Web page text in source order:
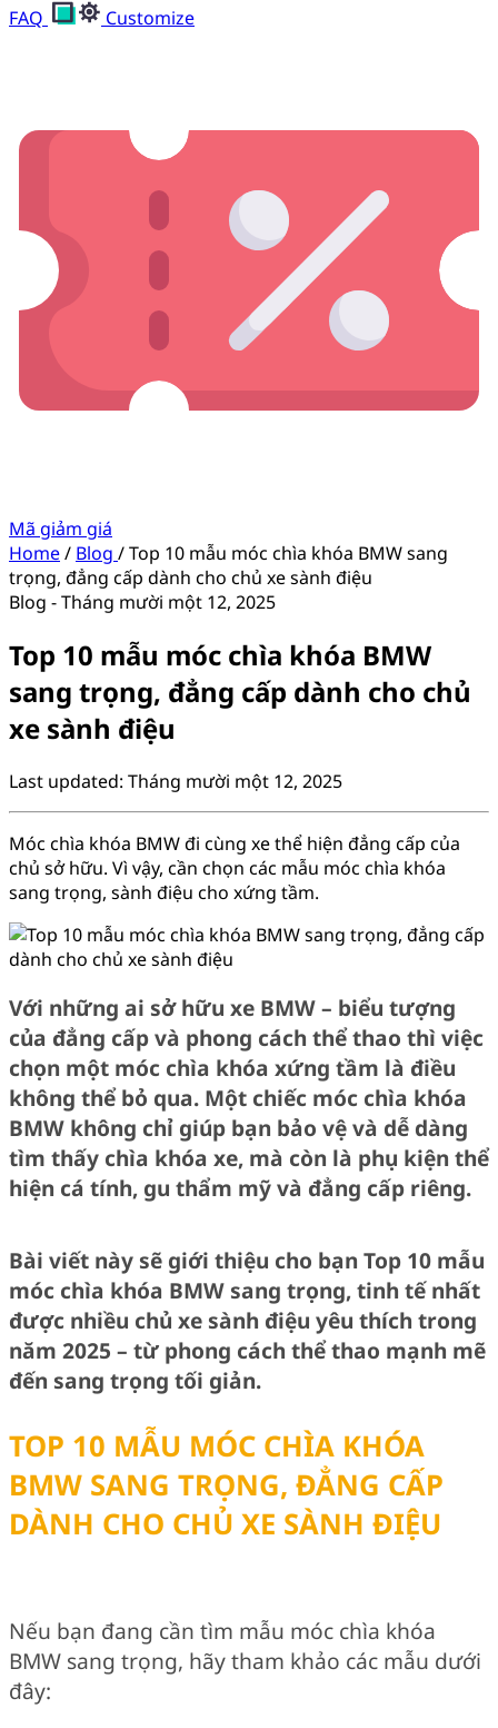
FAQ Customize
Mã giảm giá
Home/ Blog /Top 10 mẫu móc chìa khóa BMW sang
trọng, đẳng cấp dành cho chủ xe sành điệu
Blog -Tháng mười một 12, 2025
Top 10 mẫu móc chìa khóa BMW
sang trọng, đẳng cấp dành cho chủ
xe sành điệu
Last updated: Tháng mười một 12, 2025
Móc chìa khóa BMW đi cùng xe thể hiện đẳng cấp của
chủ sở hữu. Vì vậy, cần chọn các mẫu móc chìa khóa
sang trọng, sành điệu cho xứng tầm.
Với những ai sở hữu xe BMW – biểu tượng
của đẳng cấp và phong cách thể thao thì việc
chọn một móc chìa khóa xứng tầm là điều
không thể bỏ qua. Một chiếc móc chìa khóa
BMW không chỉ giúp bạn bảo vệ và dễ dàng
tìm thấy chìa khóa xe, mà còn là phụ kiện thể
hiện cá tính, gu thẩm mỹ và đẳng cấp riêng.
Bài viết này sẽ giới thiệu cho bạn Top 10 mẫu
móc chìa khóa BMW sang trọng, tinh tế nhất
được nhiều chủ xe sành điệu yêu thích trong
năm 2025 – từ phong cách thể thao mạnh mẽ
đến sang trọng tối giản.
TOP 10 MẪU MÓC CHÌA KHÓA
BMW SANG TRỌNG, ĐẲNG CẤP
DÀNH CHO CHỦ XE SÀNH ĐIỆU
Nếu bạn đang cần tìm mẫu móc chìa khóa
BMW sang trọng, hãy tham khảo các mẫu dưới
đây: